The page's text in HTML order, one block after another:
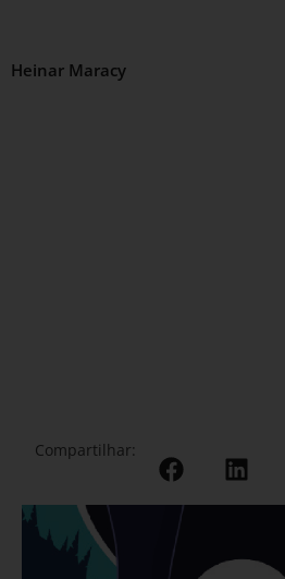
Heinar Maracy
Compartilhar: